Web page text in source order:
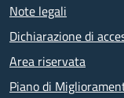
Note legali
Dichiarazione di
Area riservata
Piano di